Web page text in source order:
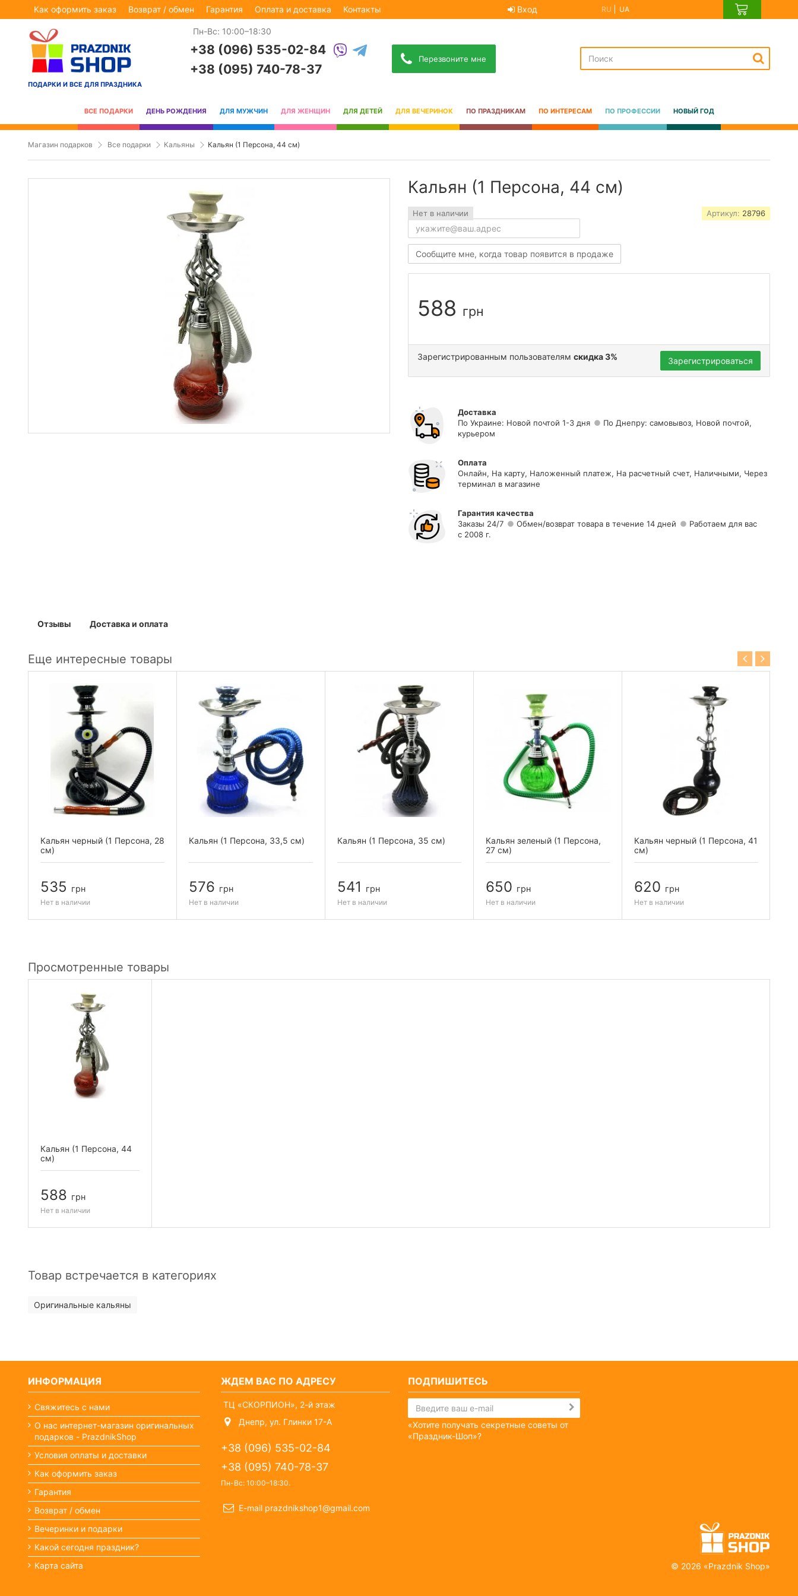
Как оформить заказ Возврат / обмен Гарантия Оплата и доставка Контакты Вход RU UA
ПОДАРКИ И ВСЕ ДЛЯ ПРАЗДНИКА
Пн-Вс: 10:00–18:30
+38 (096) 535-02-84
+38 (095) 740-78-37
Перезвоните мне
ВСЕ ПОДАРКИ ДЕНЬ РОЖДЕНИЯ ДЛЯ МУЖЧИН ДЛЯ ЖЕНЩИН ДЛЯ ДЕТЕЙ ДЛЯ ВЕЧЕРИНОК ПО ПРАЗДНИКАМ ПО ИНТЕРЕСАМ ПО ПРОФЕССИИ НОВЫЙ ГОД
Магазин подарков Все подарки Кальяны Кальян (1 Персона, 44 см)
Кальян (1 Персона, 44 см)
Нет в наличии
Сообщите мне, когда товар появится в продаже
Артикул: 28796
588 грн
Зарегистрированным пользователям скидка 3% Зарегистрироваться
Доставка
По Украине: Новой почтой 1-3 дня
По Днепру: самовывоз, Новой почтой,
курьером
Оплата
Онлайн, На карту, Наложенный платеж, На расчетный счет, Наличными, Через
терминал в магазине
Гарантия качества
Заказы 24/7
Обмен/возврат товара в течение 14 дней
Работаем для вас
с 2008 г.
Отзывы Доставка и оплата
Еще интересные товары
Кальян черный (1 Персона, 28
см)
535 грн
Нет в наличии
Кальян (1 Персона, 33,5 см)
576 грн
Нет в наличии
Кальян (1 Персона, 35 см)
541 грн
Нет в наличии
Кальян зеленый (1 Персона,
27 см)
650 грн
Нет в наличии
Кальян черный (1 Персона, 41
см)
620 грн
Нет в наличии
Просмотренные товары
Кальян (1 Персона, 44
см)
588 грн
Нет в наличии
Товар встречается в категориях
Оригинальные кальяны
ИНФОРМАЦИЯ
Свяжитесь с нами
О нас интернет-магазин оригинальных
подарков - PrazdnikShop
Условия оплаты и доставки
Как оформить заказ
Гарантия
Возврат / обмен
Вечеринки и подарки
Какой сегодня праздник?
Карта сайта
ЖДЕМ ВАС ПО АДРЕСУ
ТЦ «СКОРПИОН», 2-й этаж
Днепр, ул. Глинки 17-А
+38 (096) 535-02-84
+38 (095) 740-78-37
Пн-Вс: 10:00–18:30.
E-mail prazdnikshop1@gmail.com
ПОДПИШИТЕСЬ
«Хотите получать секретные советы от
«Праздник-Шоп»?
© 2026 «Prazdnik Shop»